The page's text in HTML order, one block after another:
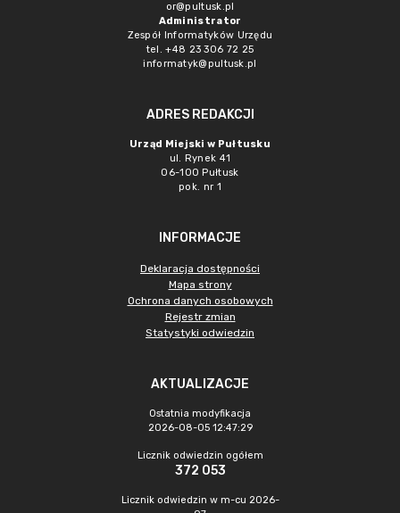
or@pultusk.pl
Administrator
Zespół Informatyków Urzędu
tel. +48 23 306 72 25
informatyk@pultusk.pl
ADRES REDAKCJI
Urząd Miejski w Pułtusku
ul. Rynek 41
06-100 Pułtusk
pok. nr 1
INFORMACJE
Deklaracja dostępności
Mapa strony
Ochrona danych osobowych
Rejestr zmian
Statystyki odwiedzin
AKTUALIZACJE
Ostatnia modyfikacja
2026-08-05 12:47:29
Licznik odwiedzin ogółem
372 053
Licznik odwiedzin w m-cu 2026-